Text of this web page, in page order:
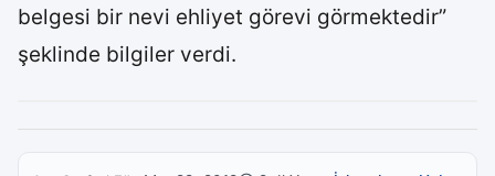
belgesi bir nevi ehliyet görevi görmektedir”
şeklinde bilgiler verdi.